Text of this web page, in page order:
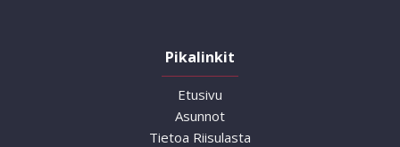
Pikalinkit
Etusivu
Asunnot
Tietoa Riisulasta